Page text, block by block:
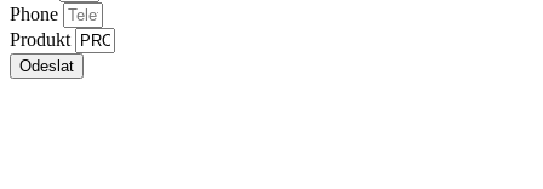
Phone
Produkt
Odeslat